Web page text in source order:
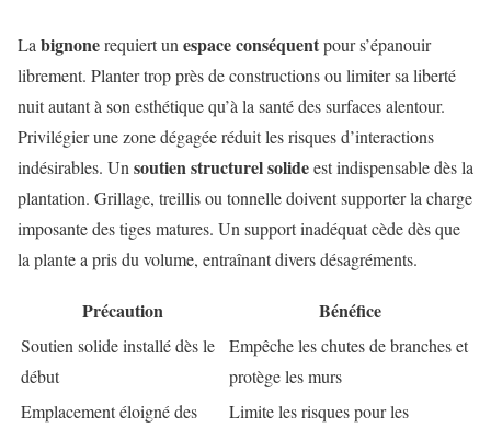
La bignonerequiert un espace conséquentpour s’épanouir
librement. Planter trop près de constructions ou limiter sa liberté
nuit autant à son esthétique qu’à la santé des surfaces alentour.
Privilégier une zone dégagée réduit les risques d’interactions
indésirables. Un soutien structurel solideest indispensable dès la
plantation. Grillage, treillis ou tonnelle doivent supporter la charge
imposante des tiges matures. Un support inadéquat cède dès que
la plante a pris du volume, entraînant divers désagréments.
Précaution Bénéfice
Soutien solide installé dès le
début
Empêche les chutes de branches et
protège les murs
Emplacement éloigné des
Limite les risques pour les